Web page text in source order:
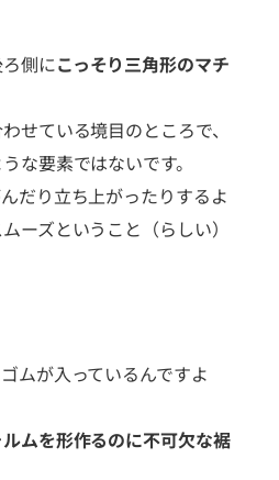
側にこっそり三角形のマチ
せている境目のところで、
な要素ではないです。
だり立ち上がったりするよ
ーズということ（らしい）
ムが入っているんですよ
ムを形作るのに不可欠な裾